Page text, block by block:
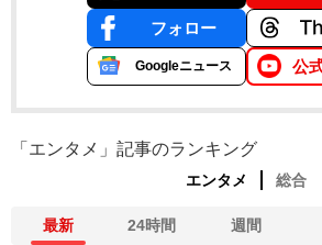
フォロー
Googleニュース 公
「エンタメ」記事のランキング
エンタメ 総合
最新 24時間 週間